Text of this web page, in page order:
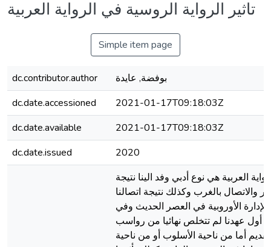
تاثير الرواية الروسية في الرواية العربية
Simple item page
dc.contributor.author
بوفضة, عايدة
dc.date.accessioned
2021-01-17T09:18:03Z
dc.date.available
2021-01-17T09:18:03Z
dc.date.issued
2020
العربية هي نوع أدبي وفد الينا نتيجة
والاتصال بالغرب وكذلك نتيجة اتصالنا
بالإدارة الأوروبية في العصر الحديث وفي
أول عهدنا لم تتخلص نهائيا من رواسب
أما من ناحية الأسلوب أو من ناحية